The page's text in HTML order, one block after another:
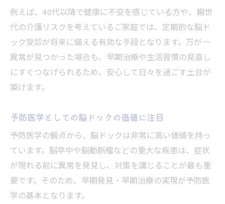
例えば、40代以降で健康に不安を感じている方や、親世
代の介護リスクを考えているご家庭では、定期的な脳ド
ック受診が将来に備える有効な手段となります。万が一
異常が見つかった場合も、早期治療や生活習慣の見直し
にすぐつなげられるため、安心して日々を過ごす土台が
築けます。
予防医学としての脳ドックの価値に注目
予防医学の観点から、脳ドックは非常に高い価値を持っ
ています。脳卒中や脳動脈瘤などの重大な疾患は、症状
が現れる前に異常を発見し、対策を講じることが最も重
要です。そのため、早期発見・早期治療の実現が予防医
学の基本となります。